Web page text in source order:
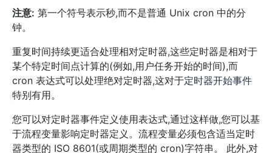
注意: 第一个符号表示秒,而不是普通 Unix cron 中的分
钟。
重复时间持续更适合处理相对定时器,这些定时器是相对于
某个特定时间点计算的(例如,用户任务开始的时间),而
cron 表达式可以处理绝对定时器,这对于定时器开始事件
特别有用。
您可以对定时器事件定义使用表达式,通过这样做,您可以基
于流程变量影响定时器定义。流程变量必须包含适当定时
器类型的 ISO 8601(或周期类型的 cron)字符串。 此外,对